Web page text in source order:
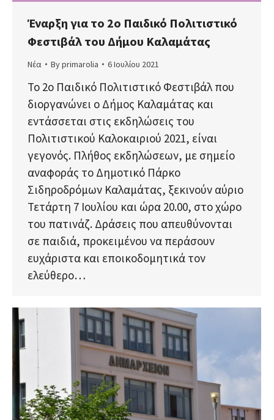
Έναρξη για το 2ο Παιδικό Πολιτιστικό
Φεστιβάλ του Δήμου Καλαμάτας
Νέα Byprimarolia 6 Ιουλίου 2021
Το 2ο Παιδικό Πολιτιστικό Φεστιβάλ που
διοργανώνει ο Δήμος Καλαμάτας και
εντάσσεται στις εκδηλώσεις του
Πολιτιστικού Καλοκαιριού 2021, είναι
γεγονός. Πλήθος εκδηλώσεων, με σημείο
αναφοράς το Δημοτικό Πάρκο
Σιδηροδρόμων Καλαμάτας, ξεκινούν αύριο
Τετάρτη 7 Ιουλίου και ώρα 20.00, στο χώρο
του πατινάζ. Δράσεις που απευθύνονται
σε παιδιά, προκειμένου να περάσουν
ευχάριστα και εποικοδομητικά τον
ελεύθερο…